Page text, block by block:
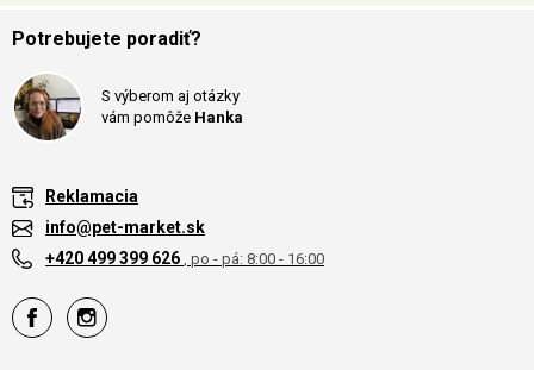
Potrebujete poradiť?
S výberom aj otázky
vám pomôže Hanka
Reklamacia
info@pet-market.sk
+420 499 399 626 , po - pá: 8:00 - 16:00